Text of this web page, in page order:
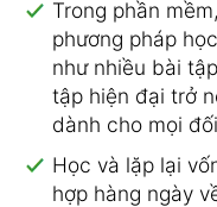
Trong phần
phương pháp
như nhiều bài
tập hiện đại trở
dành cho mọi
Học và lặp lại
hợp hàng ngày